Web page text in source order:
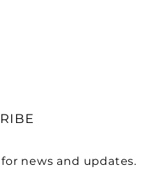
news and updates.